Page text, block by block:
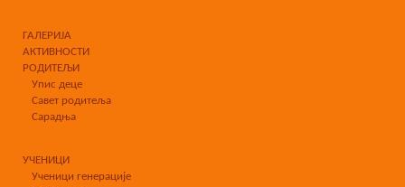
ГАЛЕРИЈА
АКТИВНОСТИ
РОДИТЕЉИ
Упис деце
Савет родитеља
Сарадња
УЧЕНИЦИ
Ученици генерације